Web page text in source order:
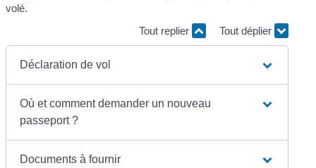
volé.
Tout replier
Tout déplier
Déclaration de vol
Où et comment demander un nouveau
passeport ?
Documents à fournir